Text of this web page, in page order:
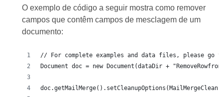
O exemplo de código a seguir mostra como remover
campos que contêm campos de mesclagem de um
documento:
// For complete examples and data files, please go
Document doc = new Document(dataDir +